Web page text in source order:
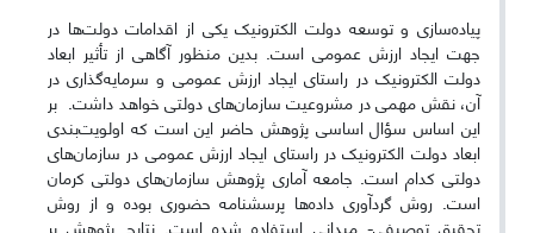
پیاده‌سازی و توسعه دولت الکترونیک یکی از اقدامات دولت‌ها در
جهت ایجاد ارزش عمومی است. بدین ‌منظور آگاهی از تأثیر ابعاد
دولت الکترونیک در راستای ایجاد ارزش عمومی و سرمایه‌گذاری در
آن، نقش مهمی در مشروعیت سازمان‌های دولتی خواهد داشت. بر
این اساس سؤال اساسی پژوهش حاضر این است ‌که اولویت‌بندی
ابعاد دولت الکترونیک در راستای ایجاد ارزش عمومی در سازمان‌های
دولتی کدام است. جامعه آماری پژوهش سازمان‌های دولتی کرمان
است. روش گردآوری داده‌ها پرسشنامه حضوری بوده و از روش
تحقیق توصیفی- میدانی استفاده ‌شده ‏است. نتایج پژوهش بر